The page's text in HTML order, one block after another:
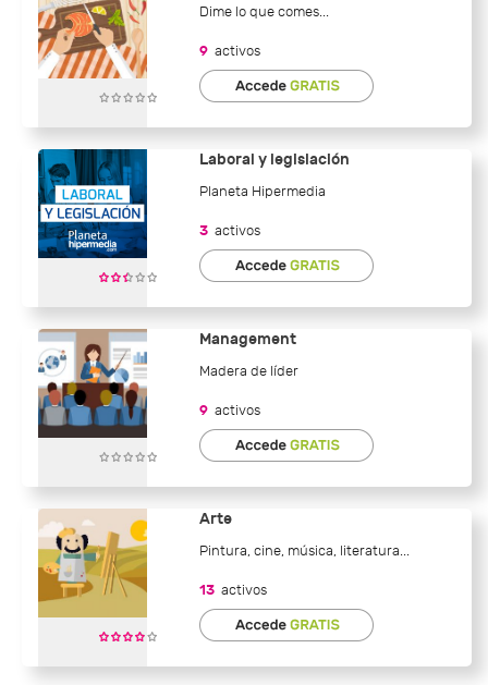
Dime lo que comes...
9 activos
Laboral y legislación
Planeta Hipermedia
3 activos
Management
Madera de líder
9 activos
Arte
Pintura, cine, música, literatura...
13 activos